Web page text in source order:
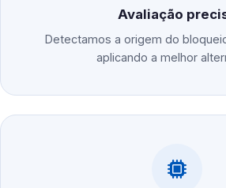
Avaliação
Detectamos a origem do
aplicando a melhor